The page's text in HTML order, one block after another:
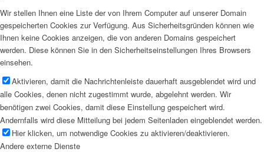
Wir stellen Ihnen eine Liste der von Ihrem Computer auf unserer Domain
gespeicherten Cookies zur Verfügung. Aus Sicherheitsgründen können wie
Ihnen keine Cookies anzeigen, die von anderen Domains gespeichert
werden. Diese können Sie in den Sicherheitseinstellungen Ihres Browsers
einsehen.
Aktivieren, damit die Nachrichtenleiste dauerhaft ausgeblendet wird und
alle Cookies, denen nicht zugestimmt wurde, abgelehnt werden. Wir
benötigen zwei Cookies, damit diese Einstellung gespeichert wird.
Andernfalls wird diese Mitteilung bei jedem Seitenladen eingeblendet werden.
Hier klicken, um notwendige Cookies zu aktivieren/deaktivieren.
Andere externe Dienste